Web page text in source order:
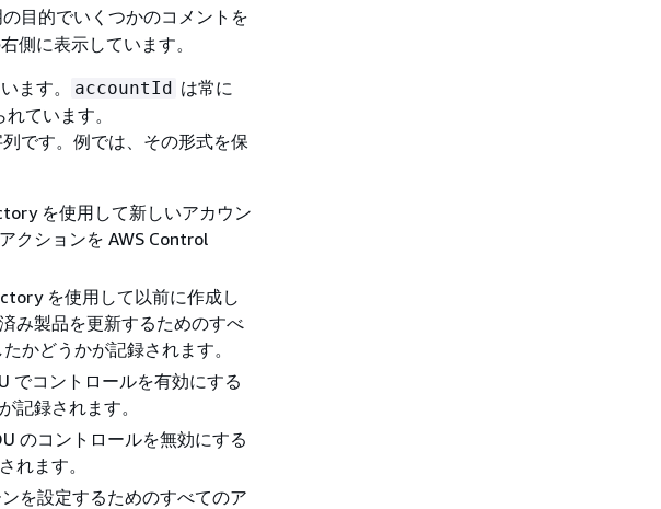
目的でいくつかのコメントを
側に表示しています。
ます。
accountId は常に
ています。
です。例では、その形式を保
を使用して新しいアカウン
クションを AWS Control
を使用して以前に作成し
み製品を更新するためのすべ
かどうかが記録されます。
でコントロールを有効にする
記録されます。
のコントロールを無効にする
れます。
を設定するためのすべてのア